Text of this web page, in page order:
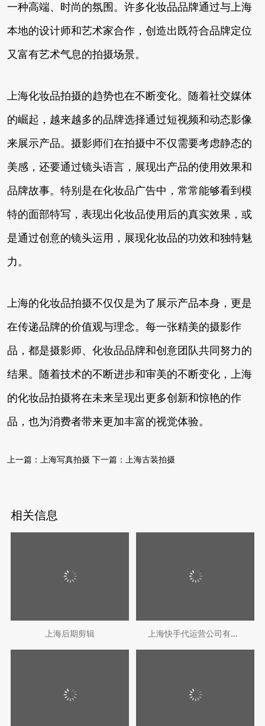
一种高端、时尚的氛围。许多化妆品品牌通过与上海
本地的设计师和艺术家合作，创造出既符合品牌定位
又富有艺术气息的拍摄场景。
上海化妆品拍摄的趋势也在不断变化。随着社交媒体
的崛起，越来越多的品牌选择通过短视频和动态影像
来展示产品。摄影师们在拍摄中不仅需要考虑静态的
美感，还要通过镜头语言，展现出产品的使用效果和
品牌故事。特别是在化妆品广告中，常常能够看到模
特的面部特写，表现出化妆品使用后的真实效果，或
是通过创意的镜头运用，展现化妆品的功效和独特魅
力。
上海的化妆品拍摄不仅仅是为了展示产品本身，更是
在传递品牌的价值观与理念。每一张精美的摄影作
品，都是摄影师、化妆品品牌和创意团队共同努力的
结果。随着技术的不断进步和审美的不断变化，上海
的化妆品拍摄将在未来呈现出更多创新和惊艳的作
品，也为消费者带来更加丰富的视觉体验。
上一篇： 上海写真拍摄 下一篇： 上海古装拍摄
相关信息
上海后期剪辑 上海快手代运营公司有哪些